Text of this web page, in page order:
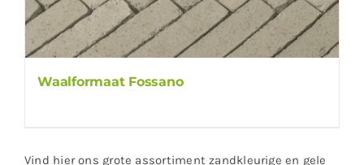
Waalformaat Fossano
Vind hier ons grote assortiment zandkleurige en gele